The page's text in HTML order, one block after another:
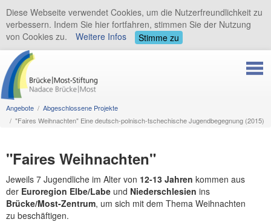
Angebote
Abgeschlossene Projekte
"Faires Weihnachten" Eine deutsch-polnisch-tschechische Jugendbegegnung (2015)
"Faires Weihnachten"
Jeweils 7 Jugendliche im Alter von 12-13 Jahren kommen aus
der Euroregion Elbe/Labe und Niederschlesien ins
Brücke/Most-Zentrum, um sich mit dem Thema Weihnachten
zu beschäftigen.
Diese Webseite verwendet Cookies, um die Nutzerfreundlichkeit zu
verbessern. Indem Sie hier fortfahren, stimmen Sie der Nutzung
von Cookies zu.
Weitere Infos Stimme zu